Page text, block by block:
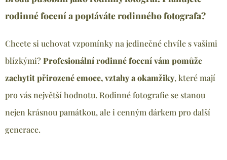
rodinné focení a poptáváte rodinného fotografa?
Chcete si uchovat vzpomínky na jedinečné chvíle s vašimi
blízkými? Profesionální rodinné focení vám pomůže
zachytit přirozené emoce, vztahy a okamžiky, které mají
pro vás největší hodnotu. Rodinné fotografie se stanou
nejen krásnou památkou, ale i cenným dárkem pro další
generace.